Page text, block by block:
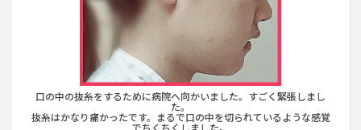
口の中の抜糸をするために病院へ向かいました。すごく緊張しまし
た。
抜糸はかなり痛かったです。まるで口の中を切られているような感覚